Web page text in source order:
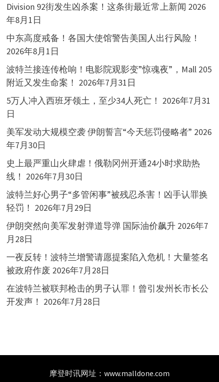
Division 92街发生凶杀案！这条街最近常上新闻 2026
年8月1日
中东高度戒备！各国大使馆警告美国人出行风险！
2026年8月1日
波特兰接连传枪响！电影院观影变”惊魂夜”，Mall 205
附近又发生命案！ 2026年7月31日
5万人冲入西班牙领土，至少34人死亡！ 2026年7月31
日
美军发动大规模空袭 伊朗誓言“今天惩罚侵略者” 2026
年7月30日
史上最严重山火肆虐！俄勒冈州开通24小时求助热
线！ 2026年7月30日
波特兰好心男子“多管闲事”被残忍杀害！凶手认罪换
轻罚！ 2026年7月29日
伊朗突然向美军发射弹道导弹 国际油价飙升 2026年7
月28日
一夜反转！波特兰增警请愿提案陷入危机！大量签名
被政府作废 2026年7月28日
在波特兰被联邦枪击的男子认罪！曾引发州长市长公
开发声！ 2026年7月28日
摩登时讯网址： www.malldone.com